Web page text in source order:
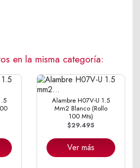
en la misma categoría:
Alambre H07V-U 1.5
Mm2 Blanco (Rollo
100 Mts)
$29.495
Ver más